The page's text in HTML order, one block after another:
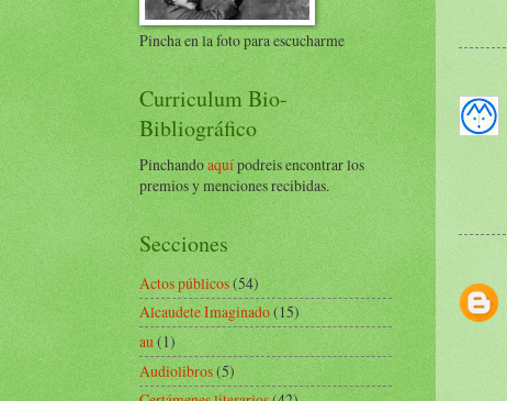
Pincha en la foto para escucharme
Curriculum Bio-
Bibliográfico
Pinchandoaquípodreis encontrar los
premios y menciones recibidas.
Secciones
Actos públicos(54)
Alcaudete Imaginado(15)
au(1)
Audiolibros(5)